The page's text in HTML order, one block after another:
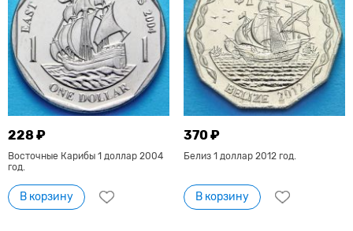
228 ₽
Восточные Карибы 1 доллар 2004
год.
В корзину
370 ₽
Белиз 1 доллар 2012 год.
В корзину